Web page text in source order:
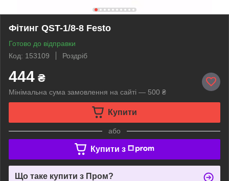
Фітинг QST-1/8-8 Festo
Готово до відправки
Код: 153109
Роздріб
444 ₴
Мінімальна сума замовлення на сайті — 500 ₴
Купити
або
Купити з
Що таке купити з Пром?